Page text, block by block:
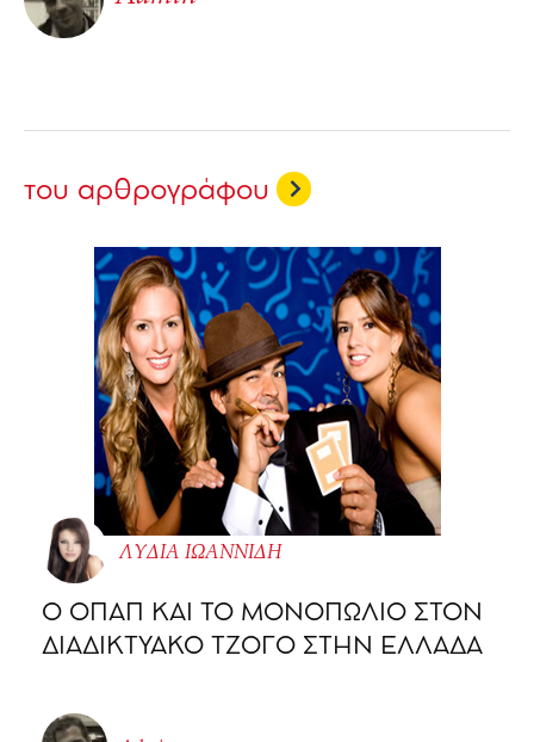
του αρθρογράφου
ΛΥΔΙΑ ΙΩΑΝΝΙΔΗ
O ΟΠΑΠ ΚΑΙ ΤΟ ΜΟΝΟΠΩΛΙΟ ΣΤΟΝ
ΔΙΑΔΙΚΤΥΑΚΟ ΤΖΟΓΟ ΣΤΗΝ ΕΛΛΑΔΑ